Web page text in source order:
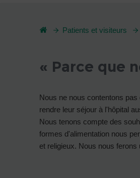
Patients et visiteurs
« Parce que
Nous ne nous contentons
rendre leur séjour à l'hôpital
Nous tenons compte des
formes d'alimentation nous
et religieux. Nous nous